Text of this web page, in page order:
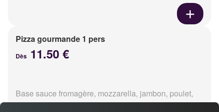
Pizza gourmande 1 pers
Dès 11.50 €
Base sauce fromagère, mozzarella, jambon, poulet,
pommes de terre, oignons